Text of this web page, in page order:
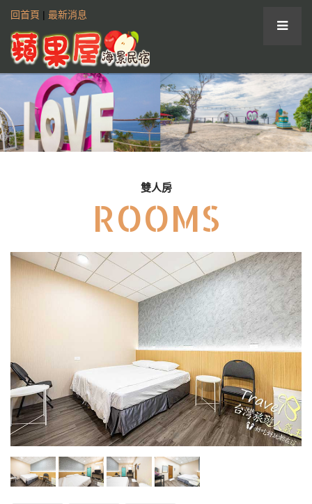
回首頁 | 最新消息
雙人房
ROOMS